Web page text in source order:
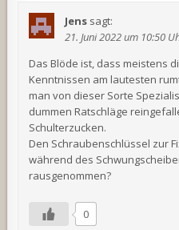
Jens sagt:
21. Juni 2022 um 10:50
Das Blöde ist, dass meistens
Kenntnissen am lautesten
man von dieser Sorte
dummen Ratschläge
Schulterzucken.
Den Schraubenschlüssel zur
während des
rausgenommen?
0